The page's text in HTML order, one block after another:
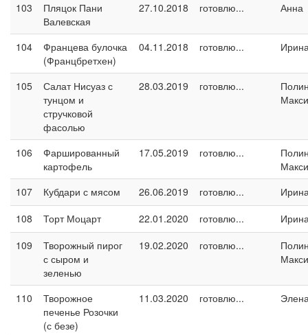
103
Пляцок Пани
Валевская
27.10.2018 готовлю... Анна
104
Францева булочка
(Францбретхен)
04.11.2018 готовлю...
105
Салат Нисуаз с
тунцом и
стручковой
фасолью
28.03.2019 готовлю...
106
Фаршированный
картофель
17.05.2019 готовлю...
107
Кубдари с мясом 26.06.2019 готовлю...
108
Торт Моцарт 22.01.2020 готовлю...
109
Творожный пирог
с сыром и
зеленью
19.02.2020 готовлю...
110
Творожное
печенье Розочки
(с безе)
11.03.2020 готовлю...